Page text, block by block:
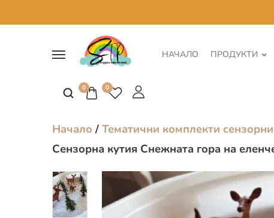
НАЧАЛО ПРОДУКТИ
0 0
Начало / Тематични комплекти
Сензорна кутия Снежната гора на